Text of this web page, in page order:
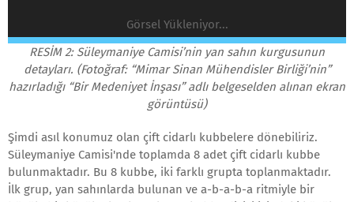
Görsel Yükleniyor...
RESİM 2: Süleymaniye Camisi’nin yan sahın kurgusunun
detayları. (Fotoğraf: “Mimar Sinan Mühendisler Birliği’nin”
hazırladığı “Bir Medeniyet İnşası” adlı belgeselden alınan ekran
görüntüsü)
Şimdi asıl konumuz olan çift cidarlı kubbelere dönebiliriz.
Süleymaniye Camisi'nde toplamda 8 adet çift cidarlı kubbe
bulunmaktadır. Bu 8 kubbe, iki farklı grupta toplanmaktadır.
İlk grup, yan sahınlarda bulunan ve a-b-a-b-a ritmiyle bir